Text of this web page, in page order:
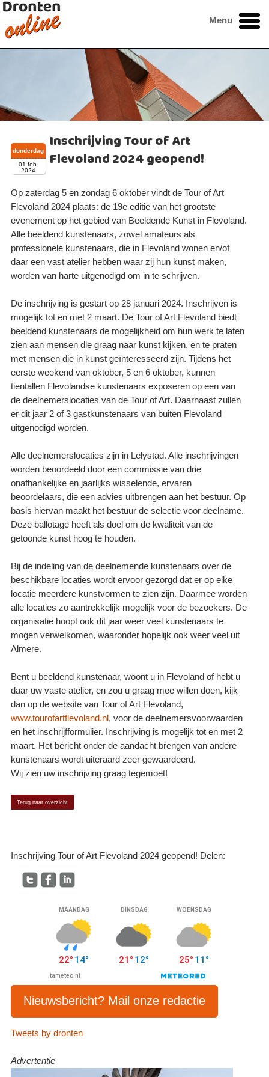
Menu
Inschrijving Tour of Art
Flevoland 2024 geopend!
donderdag
01 feb.
2024
​Op zaterdag 5 en zondag 6 oktober vindt de Tour of Art
Flevoland 2024 plaats: de 19e editie van het grootste
evenement op het gebied van Beeldende Kunst in Flevoland.
Alle beeldend kunstenaars, zowel amateurs als
professionele kunstenaars, die in Flevoland wonen en/of
daar een vast atelier hebben waar zij hun kunst maken,
worden van harte uitgenodigd om in te schrijven.
De inschrijving is gestart op 28 januari 2024. Inschrijven is
mogelijk tot en met 2 maart. De Tour of Art Flevoland biedt
beeldend kunstenaars de mogelijkheid om hun werk te laten
zien aan mensen die graag naar kunst kijken, en te praten
met mensen die in kunst geïnteresseerd zijn. Tijdens het
eerste weekend van oktober, 5 en 6 oktober, kunnen
tientallen Flevolandse kunstenaars exposeren op een van
de deelnemerslocaties van de Tour of Art. Daarnaast zullen
er dit jaar 2 of 3 gastkunstenaars van buiten Flevoland
uitgenodigd worden.
Alle deelnemerslocaties zijn in Lelystad. Alle inschrijvingen
worden beoordeeld door een commissie van drie
onafhankelijke en jaarlijks wisselende, ervaren
beoordelaars, die een advies uitbrengen aan het bestuur. Op
basis hiervan maakt het bestuur de selectie voor deelname.
Deze ballotage heeft als doel om de kwaliteit van de
getoonde kunst hoog te houden.
Bij de indeling van de deelnemende kunstenaars over de
beschikbare locaties wordt ervoor gezorgd dat er op elke
locatie meerdere kunstvormen te zien zijn. Daarmee worden
alle locaties zo aantrekkelijk mogelijk voor de bezoekers. De
organisatie hoopt ook dit jaar weer veel kunstenaars te
mogen verwelkomen, waaronder hopelijk ook weer veel uit
Almere.
Bent u beeldend kunstenaar, woont u in Flevoland of hebt u
daar uw vaste atelier, en zou u graag mee willen doen, kijk
dan op de website van Tour of Art Flevoland,
www.tourofartflevoland.nl , voor de deelnemersvoorwaarden
en het inschrijfformulier. Inschrijving is mogelijk tot en met 2
maart. Het bericht onder de aandacht brengen van andere
kunstenaars wordt uiteraard zeer gewaardeerd.
Wij zien uw inschrijving graag tegemoet!
Terug naar overzicht
Inschrijving Tour of Art Flevoland 2024 geopend! Delen:
Nieuwsbericht? Mail onze redactie
Tweets by dronten
Advertentie